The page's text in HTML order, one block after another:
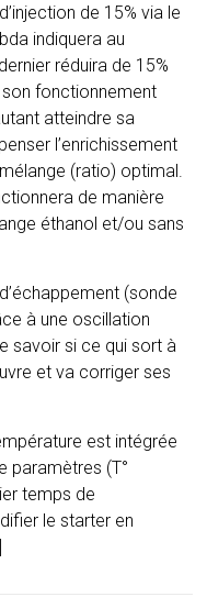
de 15% via le
indiquera au
réduira de 15%
fonctionnement
atteindre sa
l’enrichissement
(ratio) optimal.
de manière
éthanol et/ou sans
(sonde
à une oscillation
savoir si ce qui sort à
et va corriger ses
est intégrée
paramètres (T°
temps de
le starter en